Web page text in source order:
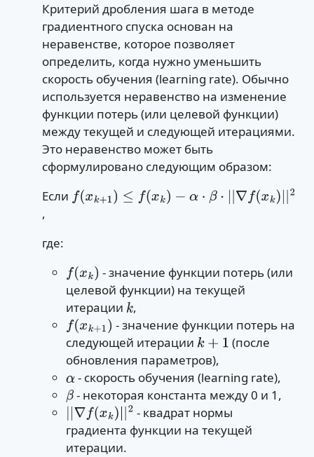
Критерий дробления шага в методе
градиентного спуска основан на
неравенстве, которое позволяет
определить, когда нужно уменьшить
скорость обучения (learning rate). Обычно
используется неравенство на изменение
функции потерь (или целевой функции)
между текущей и следующей итерациями.
Это неравенство может быть
сформулировано следующим образом:
Если f(xk+1)≤f xk )
,
где:
f(xk)
- значение функции потерь (или
целевой функции) на текущей
итерации k,
f(xk+1)
- значение функции потерь на
следующей итерации k+1
(после
обновления параметров),
α- скорость обучения (learning rate),
β- некоторая константа между 0 и 1,
|∇f(xk)|| 2 - квадрат нормы
градиента функции на текущей
итерации.